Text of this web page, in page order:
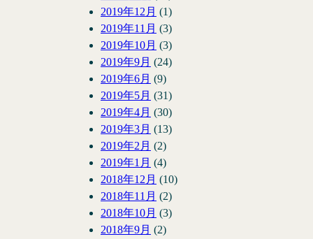
2019年12月 (1)
2019年11月 (3)
2019年10月 (3)
2019年9月 (24)
2019年6月 (9)
2019年5月 (31)
2019年4月 (30)
2019年3月 (13)
2019年2月 (2)
2019年1月 (4)
2018年12月 (10)
2018年11月 (2)
2018年10月 (3)
2018年9月 (2)